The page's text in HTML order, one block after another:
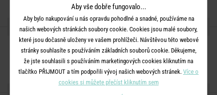
SDÍLEJTE S PŘÁTELI
DALŠÍ PRODUKTY ZE SÉRIE
Aby vše dobře fungovalo...
Aby bylo nakupování u nás opravdu pohodlné a snadné, používáme na
našich webových stránkách soubory cookie. Cookies jsou malé soubory,
které jsou dočasně uloženy ve vašem prohlížeči. Návštěvou této webové
stránky souhlasíte s používáním základních souborů cookie. Děkujeme,
že jste souhlasili s používáním marketingových cookies kliknutím na
tlačítko PŘIJMOUT a tím podpořili vývoj našich webových stránek. Více o
cookies si můžete přečíst kliknutím sem